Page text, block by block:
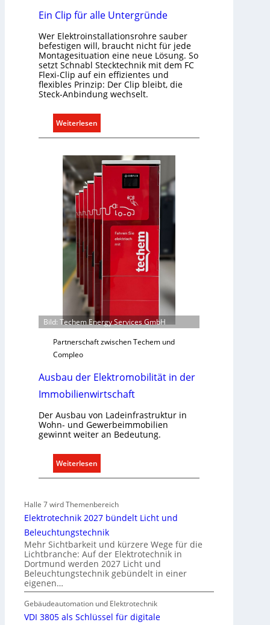
e
u
n
d
r
e
l
i
a
t
i
o
n
m
i
S
t
.
Ein Clip für alle Untergründe
Wer Elektroinstallationsrohre sauber
befestigen will, braucht nicht für jede
Montagesituation eine neue Lösung. So
setzt Schnabl Stecktechnik mit dem FC
Flexi-Clip auf ein effizientes und
flexibles Prinzip: Der Clip bleibt, die
Steck-Anbindung wechselt.
Weiterlesen
E
n
C
p
a
n
t
g
r
n
d
Bild: Techem Energy Services GmbH
Partnerschaft zwischen Techem und
Compleo
Ausbau der Elektromobilität in der
Immobilienwirtschaft
Der Ausbau von Ladeinfrastruktur in
Wohn- und Gewerbeimmobilien
gewinnt weiter an Bedeutung.
Weiterlesen
A
b
u
d
e
r
E
l
e
Halle 7 wird Themenbereich
Elektrotechnik 2027 bündelt Licht und
Beleuchtungstechnik
Mehr Sichtbarkeit und kürzere Wege für die
Lichtbranche: Auf der Elektrotechnik in
Dortmund werden 2027 Licht und
Beleuchtungstechnik gebündelt in einer
eigenen…
Gebäudeautomation und Elektrotechnik
VDI 3805 als Schlüssel für digitale